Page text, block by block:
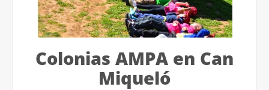
Colonias AMPA en Can
Miqueló